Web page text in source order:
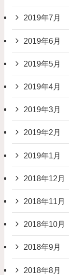
2019年7月
2019年6月
2019年5月
2019年4月
2019年3月
2019年2月
2019年1月
2018年12月
2018年11月
2018年10月
2018年9月
2018年8月